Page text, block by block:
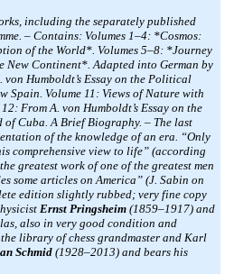
including the separately published
– Contains: Volumes 1–4: *Cosmos:
of the World*. Volumes 5–8: *Journey
New Continent*. Adapted into German by
Humboldt’s Essay on the Political
Spain. Volume 11: Views of Nature with
From A. von Humboldt’s Essay on the
Cuba. A Brief Biography. – The last
of the knowledge of an era. “Only
comprehensive view to life” (according
greatest work of one of the greatest men
some articles on America” (J. Sabin on
edition slightly rubbed; very fine copy
Ernst Pringsheim (1859–1917) and
also in very good condition and
library of chess grandmaster and Karl
Schmid (1928–2013) and bears his